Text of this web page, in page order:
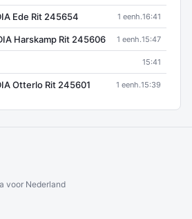
Ede Rit 245654 1 eenh.16:41
Harskamp Rit 245606 1 eenh.15:47
15:41
Otterlo Rit 245601 1 eenh.15:39
voor Nederland